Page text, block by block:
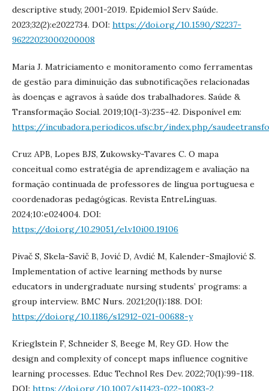
descriptive study, 2001-2019. Epidemiol Serv Saúde.
2023;32(2):e2022734. DOI: https://doi.org/10.1590/S2237-
96222023000200008
Maria J. Matriciamento e monitoramento como ferramentas
de gestão para diminuição das subnotificações relacionadas
às doenças e agravos à saúde dos trabalhadores. Saúde &
Transformação Social. 2019;10(1-3):235-42. Disponível em:
https://incubadora.periodicos.ufsc.br/index.php/
Cruz APB, Lopes BJS, Zukowsky-Tavares C. O mapa
conceitual como estratégia de aprendizagem e avaliação na
formação continuada de professores de língua portuguesa e
coordenadoras pedagógicas. Revista EntreLínguas.
2024;10:e024004. DOI:
https://doi.org/10.29051/el.v10i00.19106
Pivač S, Skela-Savič B, Jović D, Avdić M, Kalender-Smajlović S.
Implementation of active learning methods by nurse
educators in undergraduate nursing students’ programs: a
group interview. BMC Nurs. 2021;20(1):188. DOI:
https://doi.org/10.1186/s12912-021-00688-y
Krieglstein F, Schneider S, Beege M, Rey GD. How the
design and complexity of concept maps influence cognitive
learning processes. Educ Technol Res Dev. 2022;70(1):99-118.
DOI: https://doi.org/10.1007/s11423-022-10083-2